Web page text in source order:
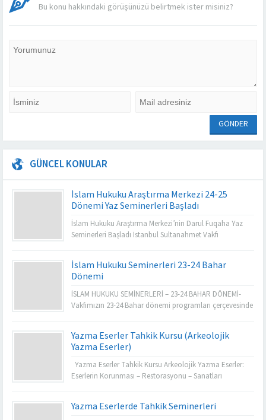
Bu konu hakkındaki görüşünüzü belirtmek ister misiniz?
GÜNCEL KONULAR
İslam Hukuku Araştırma Merkezi 24-25
Dönemi Yaz Seminerleri Başladı
İslam Hukuku Araştırma Merkezi’nin Darul Fuqaha Yaz
Seminerleri Başladı İstanbul Sultanahmet Vakfı
Seminerleri, 2024-2025 dönemi için başladı. İngilizce ve
Arapça olarak yürütülen bu yılki program, İslam hukuku
alanında ihtisaslaşmış çok sayıda kıymetli hocanın
katılımıyla gerçekleşiyor. Klasik İslam hukuku...
İslam Hukuku Seminerleri 23-24 Bahar
Dönemi
İSLAM HUKUKU SEMİNERLERİ – 23-24 BAHAR DÖNEMİ-
Vakfımızın 23-24 Bahar dönemi programları çerçevesinde
Programı” 60 gün boyunca online ve yüz yüze olarak
gerçekleştirilecektir. Program kapsamında İslam Hukuku
ve diğer ilmi alanlarda yetkin 13 ilim adamı tarafından
Hanefi...
Yazma Eserler Tahkik Kursu (Arkeolojik
Yazma Eserler)
Yazma Eserler Tahkik Kursu Arkeolojik Yazma Eserler:
Eserlerin Korunması – Restorasyonu – Sanatları
edilen “Arkeolojik Yazma Eserlerin Korunması, Teknik
Yazma Eserlerde Tahkik Seminerleri